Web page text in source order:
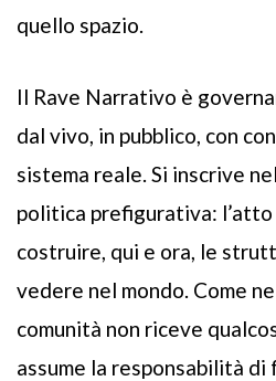
quello spazio.
Il Rave Narrativo è
dal vivo, in pubblico, con
sistema reale. Si inscrive
politica prefigurativa:
costruire, qui e ora, le
vedere nel mondo. Come
comunità non riceve
assume la responsabilità